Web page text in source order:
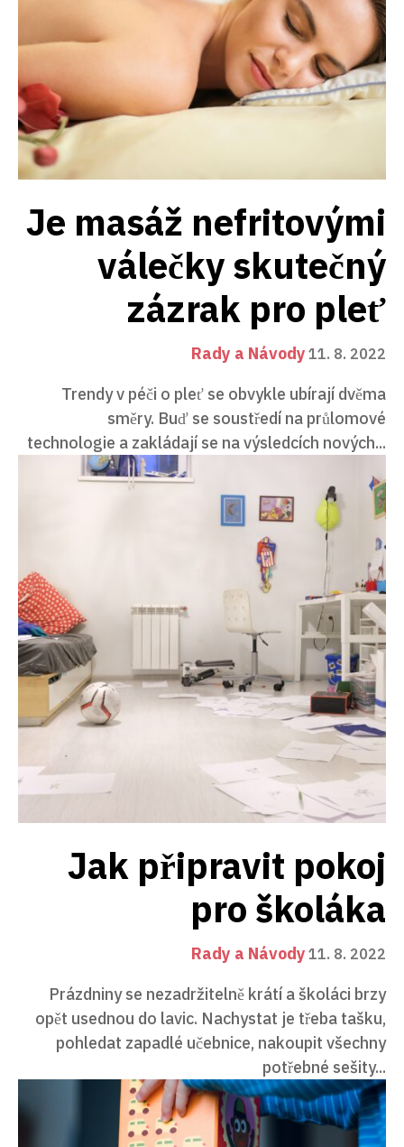
Je masáž nefritovými
válečky skutečný
zázrak pro pleť
Rady a Návody11. 8. 2022
Trendy v péči o pleť se obvykle ubírají dvěma
směry. Buď se soustředí na průlomové
technologie a zakládají se na výsledcích nových...
Jak připravit pokoj
pro školáka
Rady a Návody11. 8. 2022
Prázdniny se nezadržitelně krátí a školáci brzy
opět usednou do lavic. Nachystat je třeba tašku,
pohledat zapadlé učebnice, nakoupit všechny
potřebné sešity...